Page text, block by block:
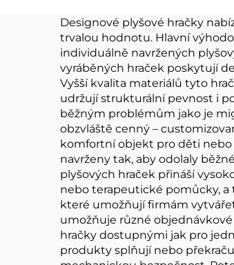
hračka Keychain
Designové plyšové hračky
trvalou hodnotu. Hlavní
individuálně navržených
vyráběných hraček poskytují
Vyšší kvalita materiálů tyto
udržují strukturální pevnost i
běžným problémům jako je
obzvláště cenný –
komfortní objekt pro děti nebo
navrženy tak, aby odolaly
plyšových hraček přináší
nebo terapeutické pomůcky, a
které umožňují firmám
umožňuje různé
hračky dostupnými jak pro
produkty splňují nebo